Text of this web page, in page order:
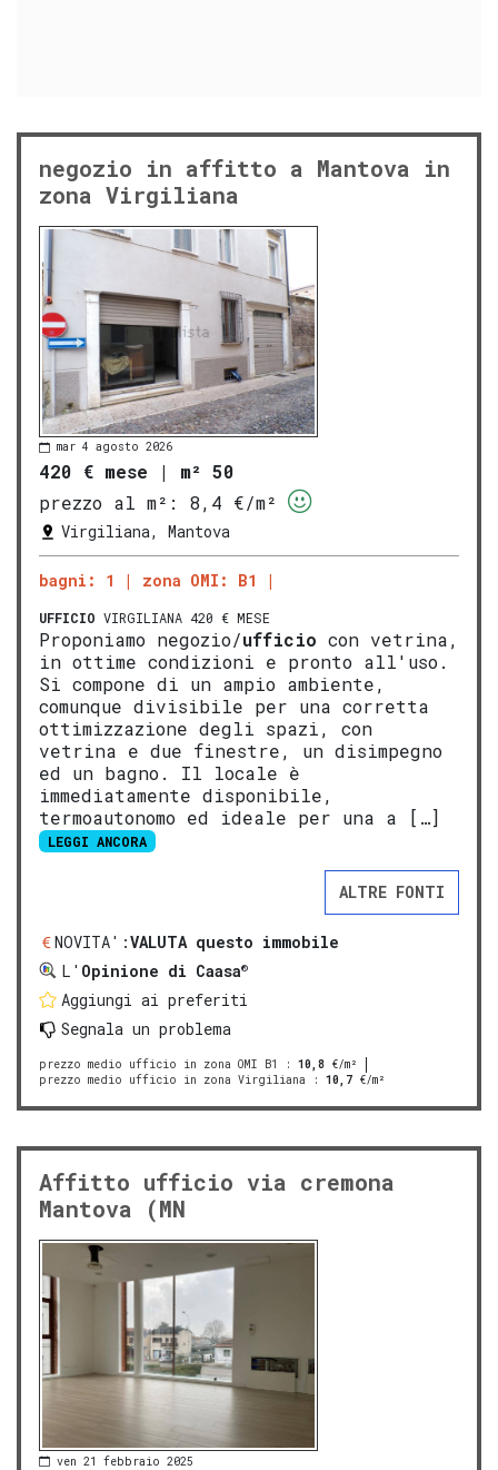
negozio in affitto a Mantova in
zona Virgiliana
mar 4 agosto 2026
420 € mese | m² 50
prezzo al m²:
8,4 €/m²
Virgiliana, Mantova
bagni: 1 zona OMI: B1
UFFICIO VIRGILIANA 420 € MESE
Proponiamo negozio/ufficio con vetrina,
in ottime condizioni e pronto all'uso.
Si compone di un ampio ambiente,
comunque divisibile per una corretta
ottimizzazione degli spazi, con
vetrina e due finestre, un disimpegno
ed un bagno. Il locale è
immediatamente disponibile,
termoautonomo ed ideale per una a […]
LEGGI ANCORA
ALTRE FONTI
NOVITA':VALUTA questo immobile
L' Opinione di Caasa®
Aggiungi ai preferiti
Segnala un problema
prezzo medio ufficio in zona OMI B1 : 10,8 €/m²
prezzo medio ufficio in zona Virgiliana : 10,7 €/m²
Affitto ufficio via cremona
Mantova (MN
ven 21 febbraio 2025